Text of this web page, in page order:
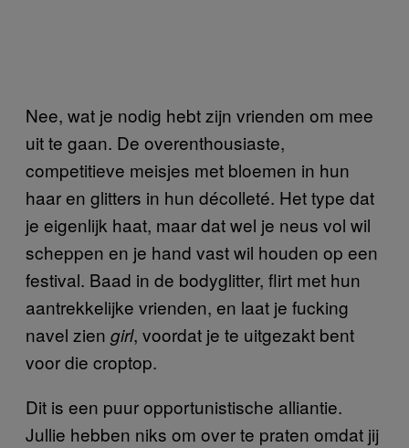
Nee, wat je nodig hebt zijn vrienden om mee
uit te gaan. De overenthousiaste,
competitieve meisjes met bloemen in hun
haar en glitters in hun décolleté. Het type dat
je eigenlijk haat, maar dat wel je neus vol wil
scheppen en je hand vast wil houden op een
festival. Baad in de bodyglitter, flirt met hun
aantrekkelijke vrienden, en laat je fucking
navel zien girl, voordat je te uitgezakt bent
voor die croptop.
Dit is een puur opportunistische alliantie.
Jullie hebben niks om over te praten omdat jij